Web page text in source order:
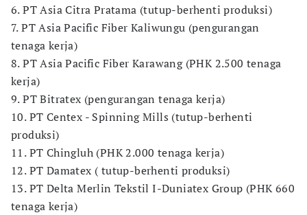
6. PT Asia Citra Pratama (tutup-berhenti produksi)
7. PT Asia Pacific Fiber Kaliwungu (pengurangan
tenaga kerja)
8. PT Asia Pacific Fiber Karawang (PHK 2.500 tenaga
kerja)
9. PT Bitratex (pengurangan tenaga kerja)
10. PT Centex - Spinning Mills (tutup-berhenti
produksi)
11. PT Chingluh (PHK 2.000 tenaga kerja)
12. PT Damatex ( tutup-berhenti produksi)
13. PT Delta Merlin Tekstil I-Duniatex Group (PHK 660
tenaga kerja)